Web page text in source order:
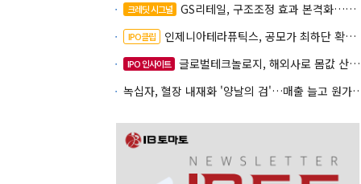
크레딧 시그널 GS리테일, 구조조정 효과 본격화…재무체력 '강화'
IPO클립 인제니아테라퓨틱스, 공모가 최하단 확정…600억 조달
IPO 인사이트
글로벌테크놀로지, 해외사로 몸값 산정…520억 공모
녹십자, 혈장 내재화 '양날의